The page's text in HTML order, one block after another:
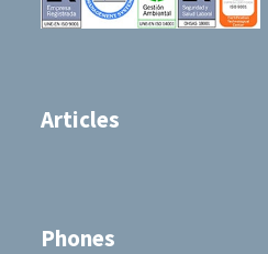
Articles
Phones